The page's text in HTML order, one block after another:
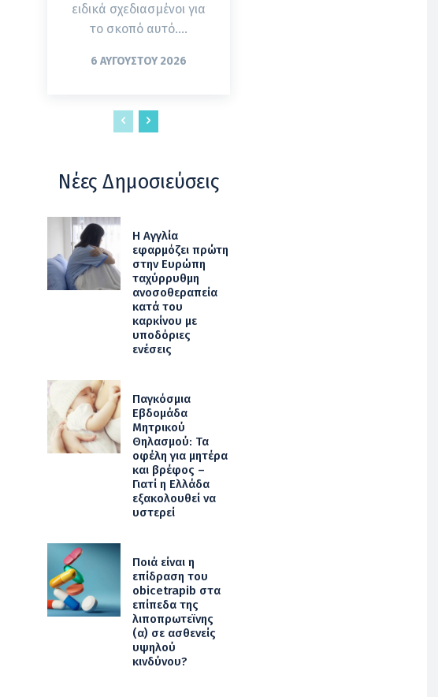
ειδικά σχεδιασμένοι για
το σκοπό αυτό....
6 ΑΥΓΟΎΣΤΟΥ 2026
Νέες Δημοσιεύσεις
Η Αγγλία
εφαρμόζει πρώτη
στην Ευρώπη
ταχύρρυθμη
ανοσοθεραπεία
κατά του
καρκίνου με
υποδόριες
ενέσεις
Παγκόσμια
Εβδομάδα
Μητρικού
Θηλασμού: Τα
οφέλη για μητέρα
και βρέφος –
Γιατί η Ελλάδα
εξακολουθεί να
υστερεί
Ποιά είναι η
επίδραση του
obicetrapib στα
επίπεδα της
λιποπρωτεϊνης
(α) σε ασθενείς
υψηλού
κινδύνου?